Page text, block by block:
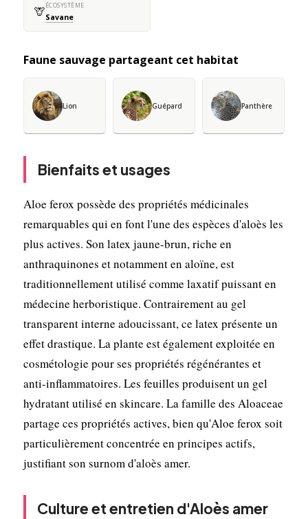
🦒ÉCOSYSTÈME
Savane
Faune sauvage partageant cet habitat
Lion Guépard Panthère
Bienfaits et usages
Aloe ferox possède des propriétés médicinales
remarquables qui en font l'une des espèces d'aloès les
plus actives. Son latex jaune-brun, riche en
anthraquinones et notamment en aloïne, est
traditionnellement utilisé comme laxatif puissant en
médecine herboristique. Contrairement au gel
transparent interne adoucissant, ce latex présente un
effet drastique. La plante est également exploitée en
cosmétologie pour ses propriétés régénérantes et
anti-inflammatoires. Les feuilles produisent un gel
hydratant utilisé en skincare. La famille des Aloaceae
partage ces propriétés actives, bien qu'Aloe ferox soit
particulièrement concentrée en principes actifs,
justifiant son surnom d'aloès amer.
Culture et entretien d'Aloès amer